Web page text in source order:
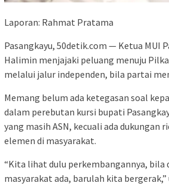
Laporan: Rahmat Pratama
Pasangkayu, 50detik.com — Ketua MUI
Halimin menjajaki peluang menuju
melalui jalur independen, bila partai
Memang belum ada ketegasan soal
dalam perebutan kursi bupati
yang masih ASN, kecuali ada dukungan
elemen di masyarakat.
“Kita lihat dulu perkembangannya, bila
masyarakat ada, barulah kita bergerak,”